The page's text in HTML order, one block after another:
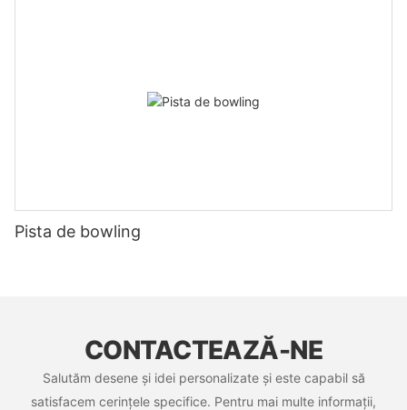
Pista de bowling
CONTACTEAZĂ-NE
Salutăm desene și idei personalizate și este capabil să
satisfacem cerințele specifice. Pentru mai multe informații,